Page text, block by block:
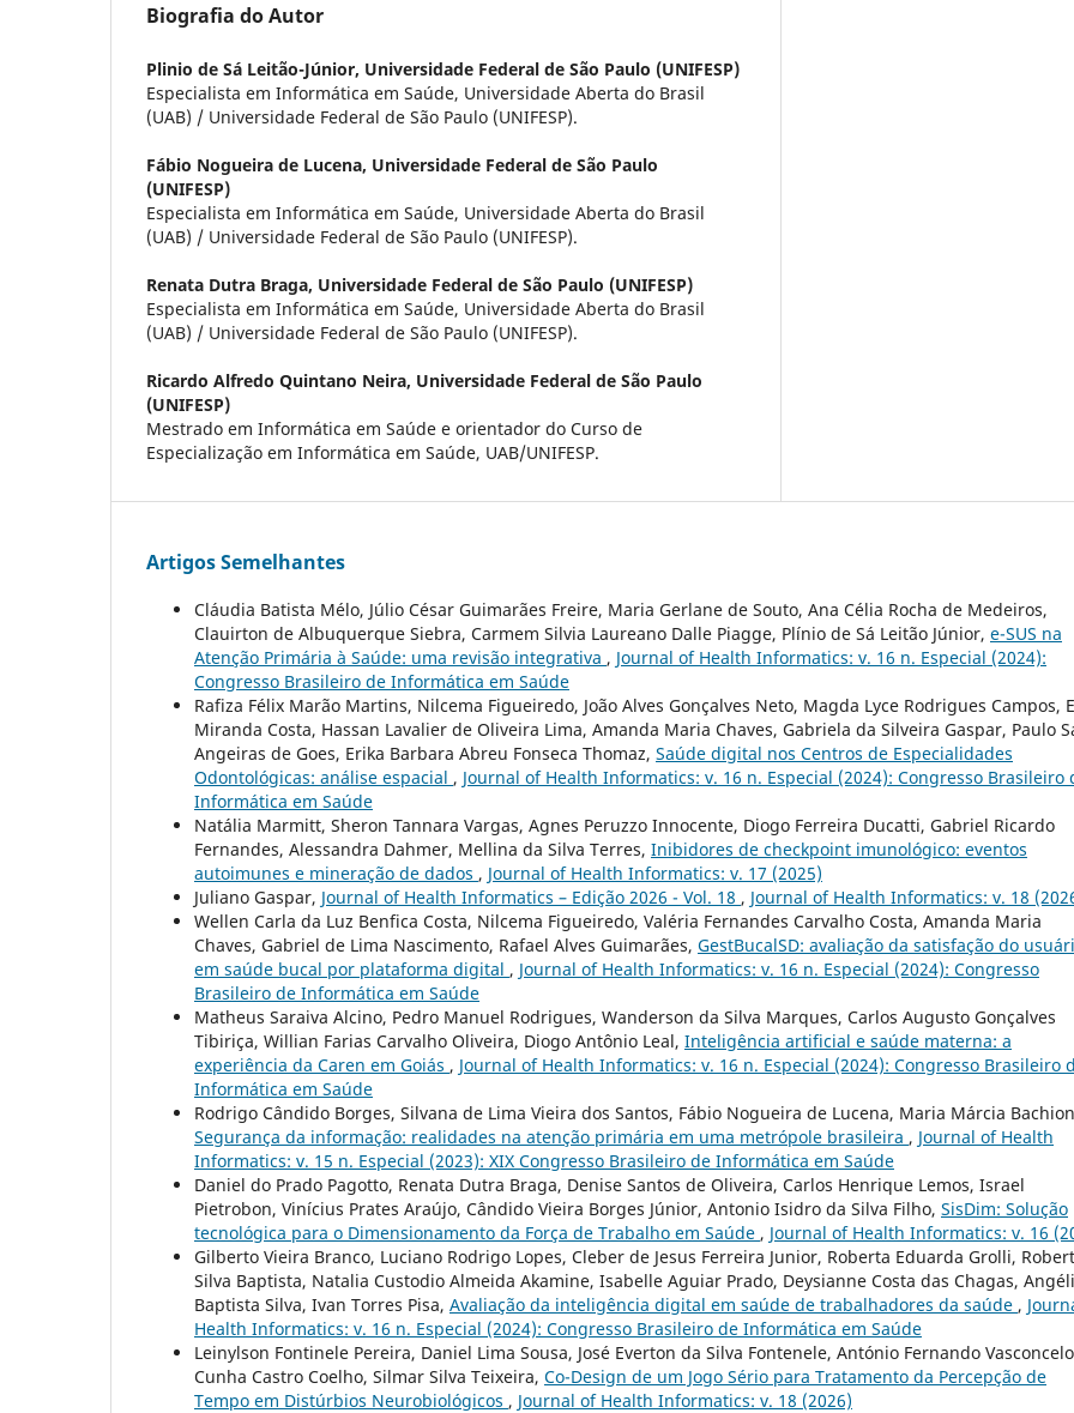
Biografia do Autor
Plinio de Sá Leitão-Júnior, Universidade Federal de São Paulo (UNIFESP)
Especialista em Informática em Saúde, Universidade Aberta do Brasil
(UAB) / Universidade Federal de São Paulo (UNIFESP).
Fábio Nogueira de Lucena, Universidade Federal de São Paulo
(UNIFESP)
Especialista em Informática em Saúde, Universidade Aberta do Brasil
(UAB) / Universidade Federal de São Paulo (UNIFESP).
Renata Dutra Braga, Universidade Federal de São Paulo (UNIFESP)
Especialista em Informática em Saúde, Universidade Aberta do Brasil
(UAB) / Universidade Federal de São Paulo (UNIFESP).
Ricardo Alfredo Quintano Neira, Universidade Federal de São Paulo
(UNIFESP)
Mestrado em Informática em Saúde e orientador do Curso de
Especialização em Informática em Saúde, UAB/UNIFESP.
Artigos Semelhantes
Cláudia Batista Mélo, Júlio César Guimarães Freire, Maria Gerlane de Souto, Ana Célia Rocha de Medeiros,
Clauirton de Albuquerque Siebra, Carmem Silvia Laureano Dalle Piagge, Plínio de Sá Leitão Júnior, e-SUS na
Atenção Primária à Saúde: uma revisão integrativa , Journal of Health Informatics: v. 16 n. Especial (2024):
Congresso Brasileiro de Informática em Saúde
Rafiza Félix Marão Martins, Nilcema Figueiredo, João Alves Gonçalves Neto, Magda Lyce Rodrigues Campos,
Miranda Costa, Hassan Lavalier de Oliveira Lima, Amanda Maria Chaves, Gabriela da Silveira Gaspar, Paulo
Angeiras de Goes, Erika Barbara Abreu Fonseca Thomaz, Saúde digital nos Centros de Especialidades
Odontológicas: análise espacial , Journal of Health Informatics: v. 16 n. Especial (2024): Congresso Brasileiro
Informática em Saúde
Natália Marmitt, Sheron Tannara Vargas, Agnes Peruzzo Innocente, Diogo Ferreira Ducatti, Gabriel Ricardo
Fernandes, Alessandra Dahmer, Mellina da Silva Terres, Inibidores de checkpoint imunológico: eventos
autoimunes e mineração de dados , Journal of Health Informatics: v. 17 (2025)
Juliano Gaspar, Journal of Health Informatics – Edição 2026 - Vol. 18 , Journal of Health Informatics: v. 18
Wellen Carla da Luz Benfica Costa, Nilcema Figueiredo, Valéria Fernandes Carvalho Costa, Amanda Maria
Chaves, Gabriel de Lima Nascimento, Rafael Alves Guimarães, GestBucalSD: avaliação da satisfação do
em saúde bucal por plataforma digital , Journal of Health Informatics: v. 16 n. Especial (2024): Congresso
Brasileiro de Informática em Saúde
Matheus Saraiva Alcino, Pedro Manuel Rodrigues, Wanderson da Silva Marques, Carlos Augusto Gonçalves
Tibiriça, Willian Farias Carvalho Oliveira, Diogo Antônio Leal, Inteligência artificial e saúde materna: a
experiência da Caren em Goiás , Journal of Health Informatics: v. 16 n. Especial (2024): Congresso Brasileiro
Informática em Saúde
Rodrigo Cândido Borges, Silvana de Lima Vieira dos Santos, Fábio Nogueira de Lucena, Maria Márcia
Segurança da informação: realidades na atenção primária em uma metrópole brasileira , Journal of Health
Informatics: v. 15 n. Especial (2023): XIX Congresso Brasileiro de Informática em Saúde
Daniel do Prado Pagotto, Renata Dutra Braga, Denise Santos de Oliveira, Carlos Henrique Lemos, Israel
Pietrobon, Vinícius Prates Araújo, Cândido Vieira Borges Júnior, Antonio Isidro da Silva Filho, SisDim: Solução
tecnológica para o Dimensionamento da Força de Trabalho em Saúde , Journal of Health Informatics: v. 16
Gilberto Vieira Branco, Luciano Rodrigo Lopes, Cleber de Jesus Ferreira Junior, Roberta Eduarda Grolli,
Silva Baptista, Natalia Custodio Almeida Akamine, Isabelle Aguiar Prado, Deysianne Costa das Chagas,
Baptista Silva, Ivan Torres Pisa, Avaliação da inteligência digital em saúde de trabalhadores da saúde ,
Health Informatics: v. 16 n. Especial (2024): Congresso Brasileiro de Informática em Saúde
Leinylson Fontinele Pereira, Daniel Lima Sousa, José Everton da Silva Fontenele, António Fernando
Cunha Castro Coelho, Silmar Silva Teixeira, Co-Design de um Jogo Sério para Tratamento da Percepção de
Tempo em Distúrbios Neurobiológicos , Journal of Health Informatics: v. 18 (2026)